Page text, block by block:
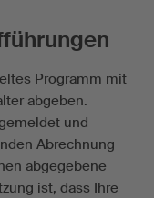
Programm mit
abgeben.
und
Abrechnung
abgegebene
ist, dass Ihre